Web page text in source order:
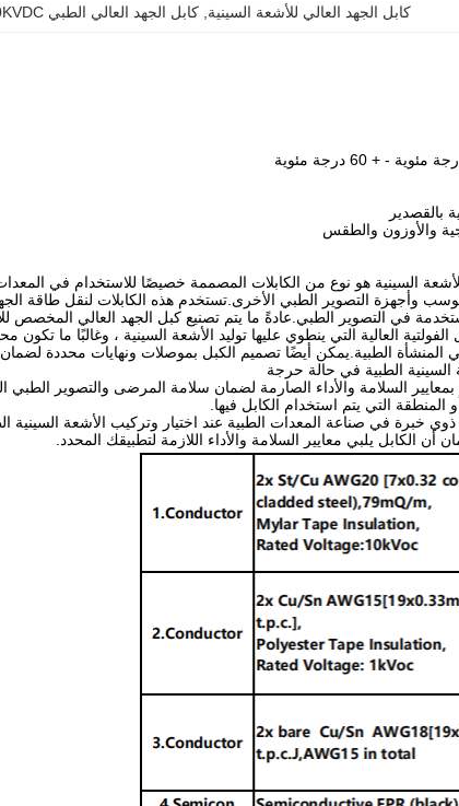
كابل الجهد العالي للأشعة السينية , كابل الجهد العالي الطبي 100KVDC
بالقصدير
والأوزون والطقس
السينية هو نوع من الكابلات المصممة خصيصًا للاستخدام في
وأجهزة التصوير الطبي الأخرى.تستخدم هذه الكابلات لنقل طاقة
في التصوير الطبي.عادةً ما يتم تصنيع كبل الجهد العالي المخصص
العالية التي ينطوي عليها توليد الأشعة السينية ، وغالبًا ما تكون
المنشأة الطبية.يمكن أيضًا تصميم الكبل بموصلات ونهايات محددة
الطبية في حالة حرجة
السلامة والأداء الصارمة لضمان سلامة المرضى والتصوير الطبي
المنطقة التي يتم استخدام الكابل فيها.
خبرة في صناعة المعدات الطبية عند اختيار وتركيب الأشعة السينية
الكابل يلبي معايير السلامة والأداء اللازمة لتطبيقك المحدد.